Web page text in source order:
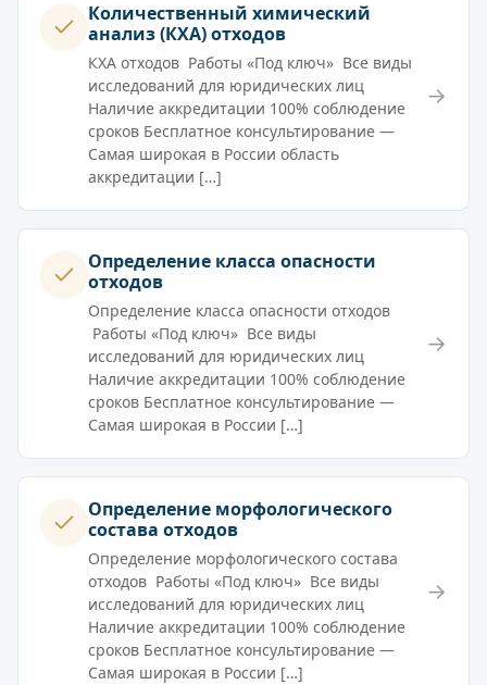
Количественный химический
анализ (КХА) отходов
КХА отходов Работы «Под ключ» Все виды
исследований для юридических лиц
Наличие аккредитации 100% соблюдение
сроков Бесплатное консультирование —
Самая широкая в России область
аккредитации […]
→
Определение класса опасности
отходов
Определение класса опасности отходов
Работы «Под ключ» Все виды
исследований для юридических лиц
Наличие аккредитации 100% соблюдение
сроков Бесплатное консультирование —
Самая широкая в России […]
→
Определение морфологического
состава отходов
Определение морфологического состава
отходов Работы «Под ключ» Все виды
исследований для юридических лиц
Наличие аккредитации 100% соблюдение
сроков Бесплатное консультирование —
Самая широкая в России […]
→